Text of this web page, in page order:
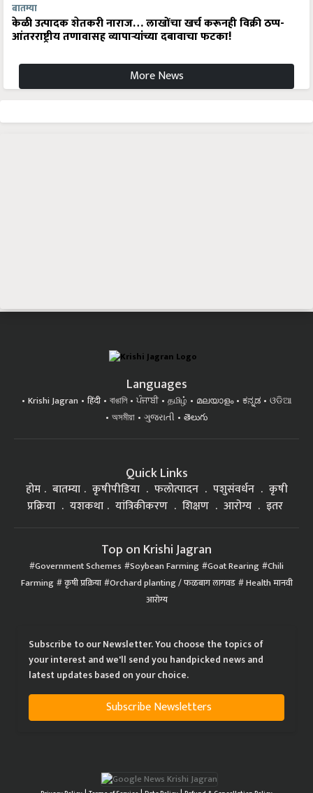
बातम्या
केळी उत्पादक शेतकरी नाराज… लाखोंचा खर्च करूनही विक्री ठप्प-
आंतरराष्ट्रीय तणावासह व्यापाऱ्यांच्या दबावाचा फटका!
More News
Languages
Krishi Jagran हिंदी বাঙালি ਪੰਜਾਬੀ தமிழ் മലയാളം ಕನ್ನಡ
ଓଡିଆ
অসমীয়া
ગુજરાતી తెలుగు
Quick Links
होम बातम्या कृषीपीडिया फलोत्पादन पशुसंवर्धन
कृषी
प्रक्रिया
यशकथा यांत्रिकीकरण शिक्षण आरोग्य इतर
Top on Krishi Jagran
Government Schemes Soybean Farming Goat Rearing Chili
Farming कृषी प्रक्रिया Orchard planting / फळबाग लागवड Health मानवी
आरोग्य
Subscribe to our Newsletter. You choose the topics of
your interest and we'll send you handpicked news and
latest updates based on your choice.
Subscribe Newsletters